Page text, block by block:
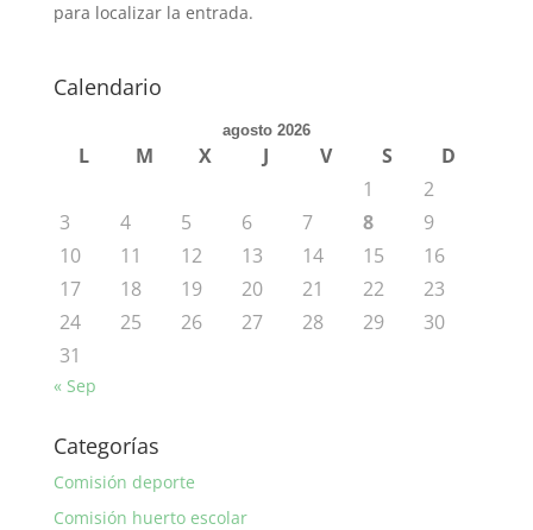
para localizar la entrada.
Calendario
agosto 2026
L M X J V S
D
1
2
3
4 5 6 7 8
9
10
11 12 13 14 15
16
17
18 19 20 21 22
23
24
25 26 27 28 29
30
31
« Sep
Categorías
Comisión deporte
Comisión huerto escolar